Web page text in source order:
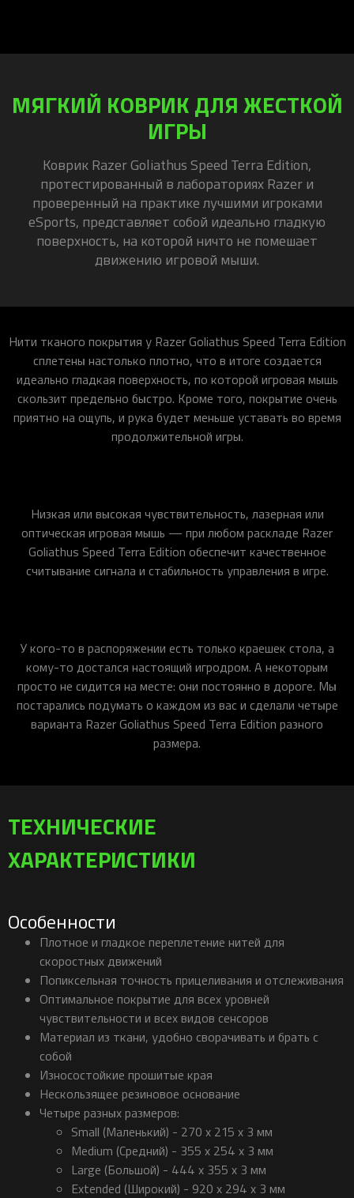
МЯГКИЙ КОВРИК ДЛЯ ЖЕСТКОЙ
ИГРЫ
Коврик Razer Goliathus Speed Terra Edition,
протестированный в лабораториях Razer и
проверенный на практике лучшими игроками
eSports, представляет собой идеально гладкую
поверхность, на которой ничто не помешает
движению игровой мыши.
Нити тканого покрытия у Razer Goliathus Speed Terra Edition
сплетены настолько плотно, что в итоге создается
идеально гладкая поверхность, по которой игровая мышь
скользит предельно быстро. Кроме того, покрытие очень
приятно на ощупь, и рука будет меньше уставать во время
продолжительной игры.
Низкая или высокая чувствительность, лазерная или
оптическая игровая мышь — при любом раскладе Razer
Goliathus Speed Terra Edition обеспечит качественное
считывание сигнала и стабильность управления в игре.
У кого-то в распоряжении есть только краешек стола, а
кому-то достался настоящий игродром. А некоторым
просто не сидится на месте: они постоянно в дороге. Мы
постарались подумать о каждом из вас и сделали четыре
варианта Razer Goliathus Speed Terra Edition разного
размера.
ТЕХНИЧЕСКИЕ
ХАРАКТЕРИСТИКИ
Особенности
Плотное и гладкое переплетение нитей для
скоростных движений
Попиксельная точность прицеливания и отслеживания
Оптимальное покрытие для всех уровней
чувствительности и всех видов сенсоров
Материал из ткани, удобно сворачивать и брать с
собой
Износостойкие прошитые края
Нескользящее резиновое основание
Четыре разных размеров:
Small (Маленький) - 270 x 215 x 3 мм
Medium (Средний) - 355 x 254 x 3 мм
Large (Большой) - 444 x 355 x 3 мм
Extended (Широкий) - 920 x 294 x 3 мм